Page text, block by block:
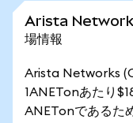
Arista
場情報
Arista Networks
1ANETonあたり
ANETonであるた